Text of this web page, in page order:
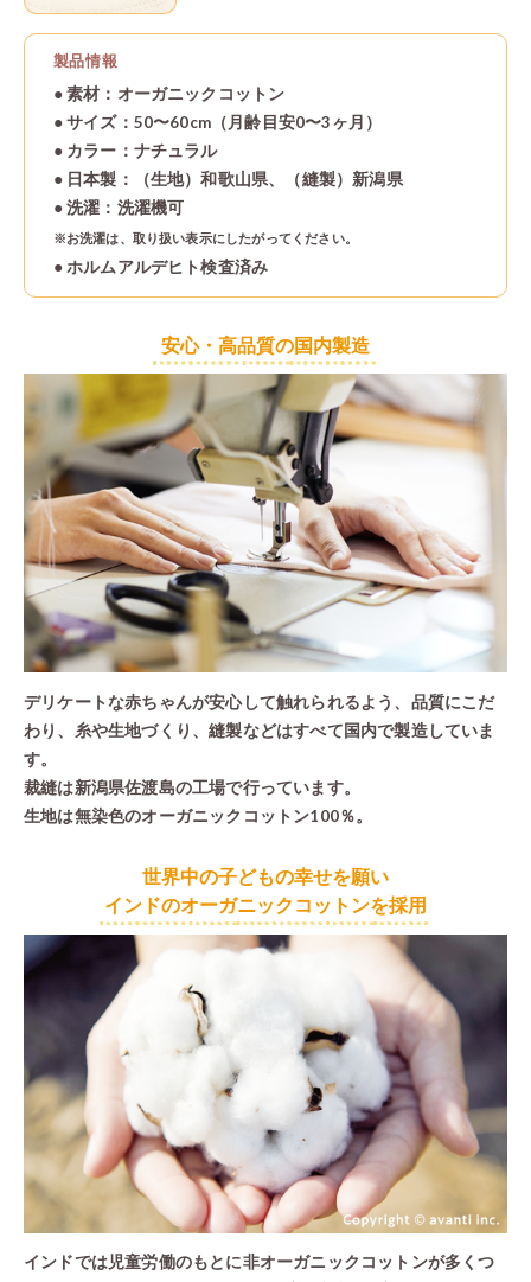
ベビー肌
「プリスティン
オーガニックコ
(株)アバン
「世界中の子どもたちに笑顔
児童労働に頼らない無農薬有
こだわりました。